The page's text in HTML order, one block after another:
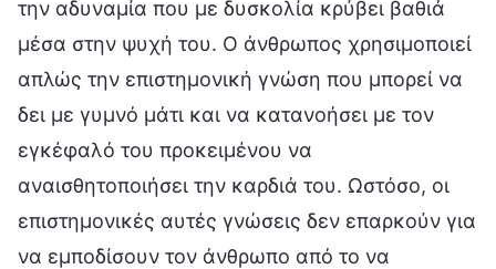
την αδυναμία που με δυσκολία κρύβει βαθιά
μέσα στην ψυχή του. Ο άνθρωπος χρησιμοποιεί
απλώς την επιστημονική γνώση που μπορεί να
δει με γυμνό μάτι και να κατανοήσει με τον
εγκέφαλό του προκειμένου να
αναισθητοποιήσει την καρδιά του. Ωστόσο, οι
επιστημονικές αυτές γνώσεις δεν επαρκούν για
να εμποδίσουν τον άνθρωπο από το να